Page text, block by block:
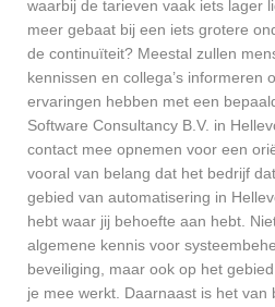
waarbij de tarieven vaak iets lager
meer gebaat bij een iets grotere
de continuïteit? Meestal zullen
kennissen en collega’s informeren
ervaringen hebben met een
Software Consultancy B.V. in
contact mee opnemen voor een
vooral van belang dat het bedrijf
gebied van automatisering in
hebt waar jij behoefte aan hebt.
algemene kennis voor
beveiliging, maar ook op het
je mee werkt. Daarnaast is het van